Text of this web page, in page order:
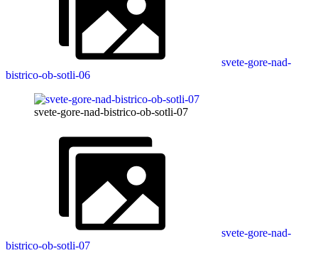
svete-gore-nad-
bistrico-ob-sotli-06
svete-gore-nad-bistrico-ob-sotli-07
svete-gore-nad-
bistrico-ob-sotli-07